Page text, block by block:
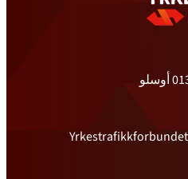
Yrkestrafikkforbundet